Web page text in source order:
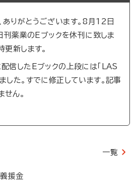
りがとうございます。8月12日
刊薬業のEブックを休刊に致しま
更新します。
したEブックの上段には「LAS
した。すでに修正しています。記事
せん。
一覧
義援金